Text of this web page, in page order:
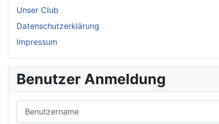
Unser Club
Datenschutzerklärung
Impressum
Benutzer Anmeldung